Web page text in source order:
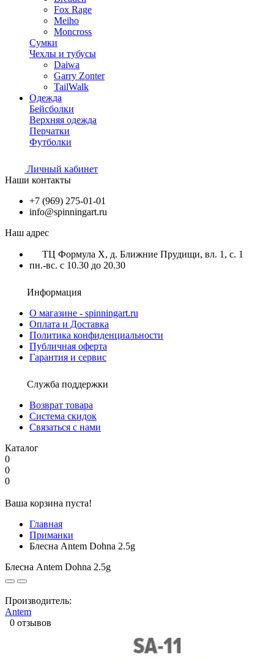
Fox Rage
Meiho
Moncross
Сумки
Чехлы и тубусы
Daiwa
Garry Zonter
TailWalk
Одежда
Бейсболки
Верхняя одежда
Перчатки
Футболки
Личный кабинет
Наши контакты
+7 (969) 275-01-01
info@spinningart.ru
Наш адрес
ТЦ Формула X, д. Ближние Прудищи, вл. 1, с. 1
пн.-вс. с 10.30 до 20.30
Информация
О магазине - spinningart.ru
Оплата и Доставка
Политика конфиденциальности
Публичная оферта
Гарантия и сервис
Служба поддержки
Возврат товара
Система скидок
Связаться с нами
Каталог
0
0
0
Ваша корзина пуста!
Главная
Приманки
Блесна Antem Dohna 2.5g
Блесна Antem Dohna 2.5g
Производитель:
Antem
0 отзывов